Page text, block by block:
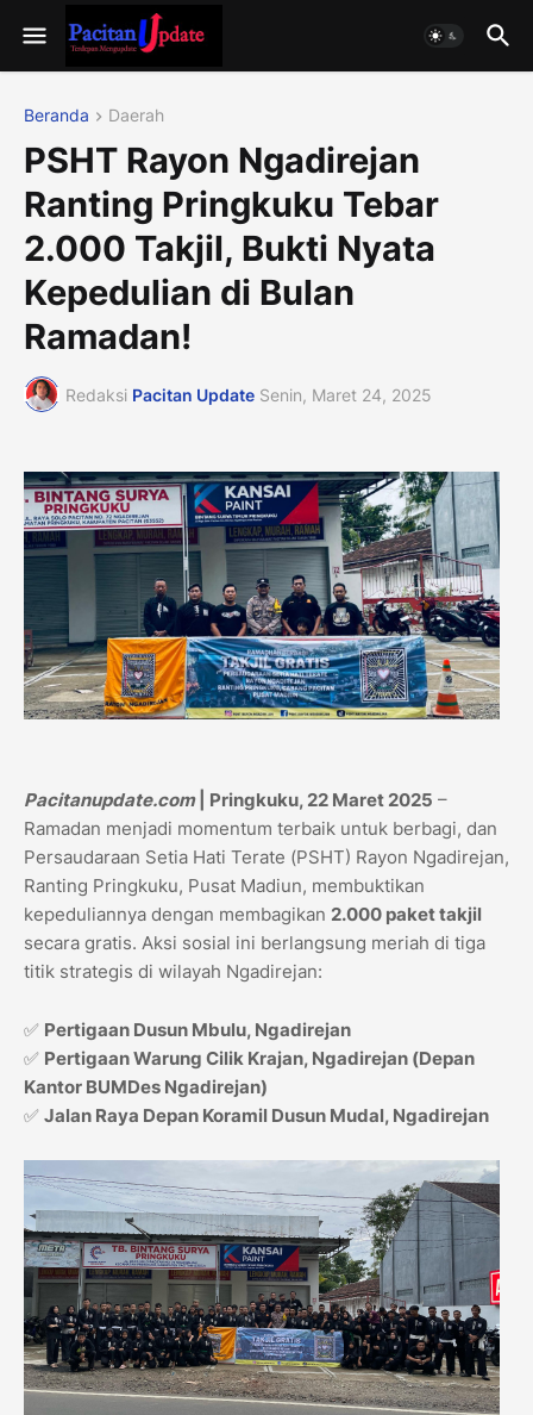
Beranda Daerah
PSHT Rayon Ngadirejan
Ranting Pringkuku Tebar
2.000 Takjil, Bukti Nyata
Kepedulian di Bulan
Ramadan!
Redaksi Pacitan Update Senin, Maret 24, 2025
Pacitanupdate.com | Pringkuku, 22 Maret 2025 –
Ramadan menjadi momentum terbaik untuk berbagi, dan
Persaudaraan Setia Hati Terate (PSHT) Rayon Ngadirejan,
Ranting Pringkuku, Pusat Madiun, membuktikan
kepeduliannya dengan membagikan 2.000 paket takjil
secara gratis. Aksi sosial ini berlangsung meriah di tiga
titik strategis di wilayah Ngadirejan:
✅ Pertigaan Dusun Mbulu, Ngadirejan
✅ Pertigaan Warung Cilik Krajan, Ngadirejan (Depan
Kantor BUMDes Ngadirejan)
✅ Jalan Raya Depan Koramil Dusun Mudal, Ngadirejan